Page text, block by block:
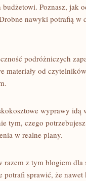
Poznasz, jak
nawyki potrafią w
podróżniczych
materiały od
wyprawy idą
tym, czego
w realne plany.
razem z tym blogiem
potrafi sprawić, że